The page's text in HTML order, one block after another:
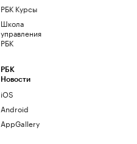
РБК Курсы
Школа
управления
РБК
РБК
Новости
iOS
Android
AppGallery